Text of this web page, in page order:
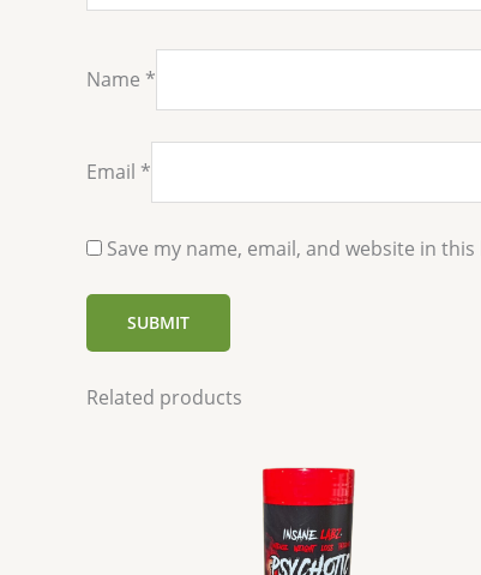
Name *
Email *
Save my name, email, and website in
Related products